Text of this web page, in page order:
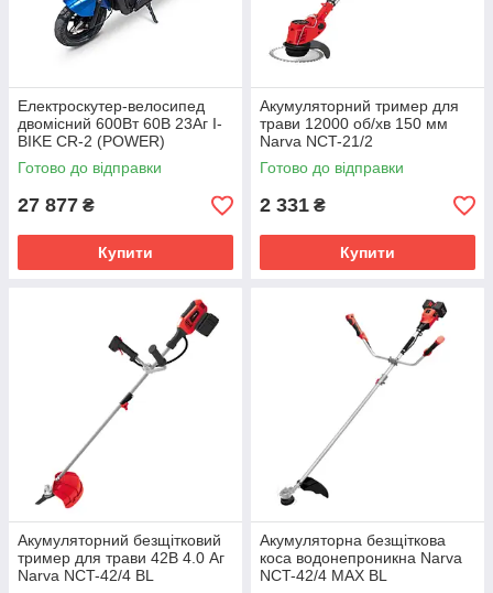
Електроскутер-велосипед
двомісний 600Вт 60В 23Аг I-
BIKE CR-2 (POWER)
Готово до відправки
27 877 ₴
Купити
Акумуляторний тример для
трави 12000 об/хв 150 мм
Narva NCT-21/2
Готово до відправки
2 331 ₴
Купити
Акумуляторний безщітковий
тример для трави 42В 4.0 Аг
Narva NCT-42/4 BL
Акумуляторна безщіткова
коса водонепроникна Narva
NCT-42/4 MAX BL